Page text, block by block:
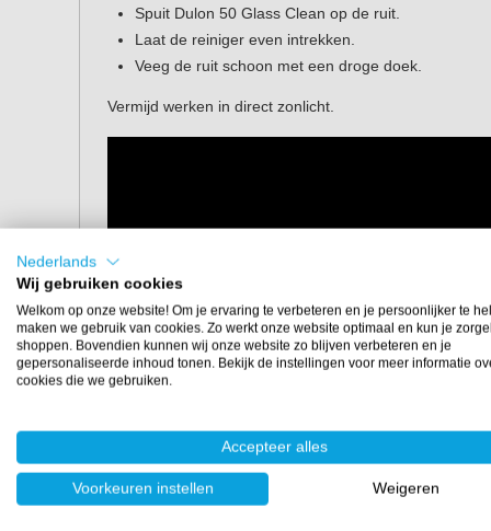
Spuit Dulon 50 Glass Clean op de ruit.
Laat de reiniger even intrekken.
Veeg de ruit schoon met een droge doek.
Vermijd werken in direct zonlicht.
Nederlands
Wij gebruiken cookies
Welkom op onze website! Om je ervaring te verbeteren en je persoonlijker te
maken we gebruik van cookies. Zo werkt onze website optimaal en kun je
shoppen. Bovendien kunnen wij onze website zo blijven verbeteren en je
gepersonaliseerde inhoud tonen. Bekijk de instellingen voor meer informatie
cookies die we gebruiken.
Accepteer alles
Voorkeuren instellen Weigeren